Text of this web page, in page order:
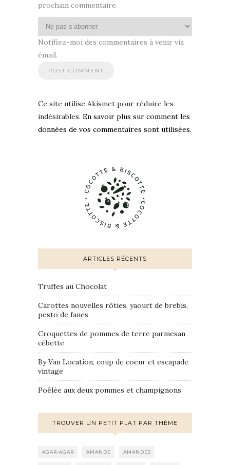
prochain commentaire.
Notifiez-moi des commentaires à venir via
émail.
Ce site utilise Akismet pour réduire les
indésirables. En savoir plus sur comment les
données de vos commentaires sont utilisées.
ARTICLES RÉCENTS
Truffes au Chocolat
Carottes nouvelles rôties, yaourt de brebis,
pesto de fanes
Croquettes de pommes de terre parmesan
cébette
By Van Location, coup de coeur et escapade
vintage
Poêlée aux deux pommes et champignons
TROUVER UN PETIT PLAT PAR THÈME
AGAR-AGAR AMANDE AMANDES